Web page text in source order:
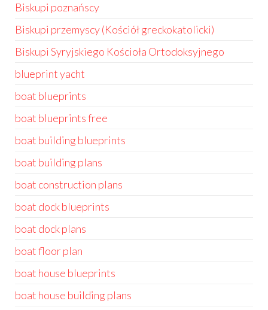
Biskupi poznańscy
Biskupi przemyscy (Kościół greckokatolicki)
Biskupi Syryjskiego Kościoła Ortodoksyjnego
blueprint yacht
boat blueprints
boat blueprints free
boat building blueprints
boat building plans
boat construction plans
boat dock blueprints
boat dock plans
boat floor plan
boat house blueprints
boat house building plans